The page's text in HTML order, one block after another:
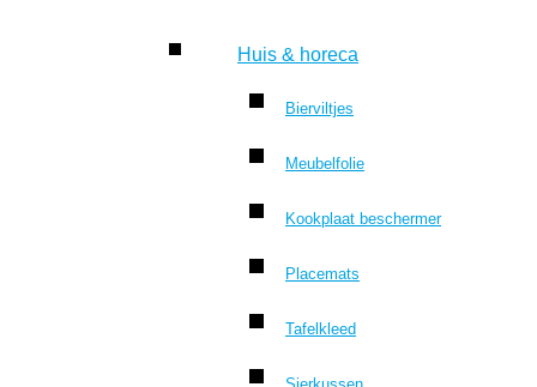
Huis & horeca
Bierviltjes
Meubelfolie
Kookplaat beschermer
Placemats
Tafelkleed